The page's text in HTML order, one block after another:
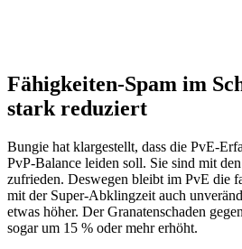
Fähigkeiten-Spam im
stark reduziert
Bungie hat klargestellt, dass die PvE-
PvP-Balance leiden soll. Sie sind mit
zufrieden. Deswegen bleibt im PvE die
mit der Super-Abklingzeit auch
etwas höher. Der Granatenschaden
sogar um 15 % oder mehr erhöht.